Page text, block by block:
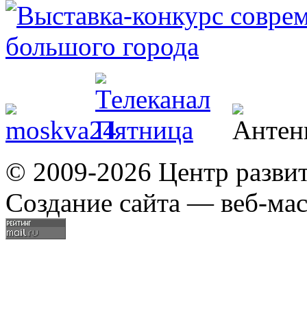
© 2009-2026 Центр
Создание сайта — веб-